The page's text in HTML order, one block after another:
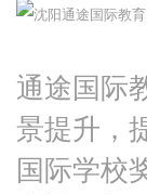
通途国际
景提升，
国际学校